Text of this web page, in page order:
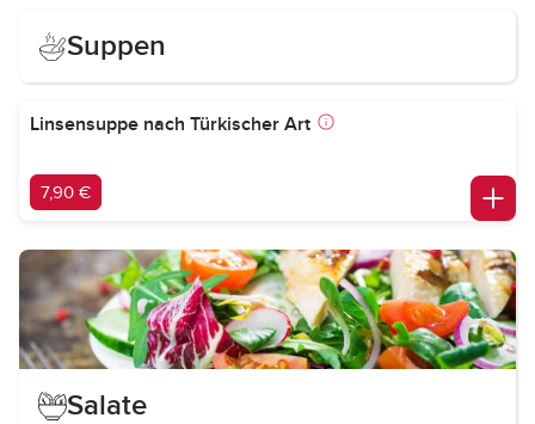
Suppen
Linsensuppe nach Türkischer Art
7,90 €
Salate